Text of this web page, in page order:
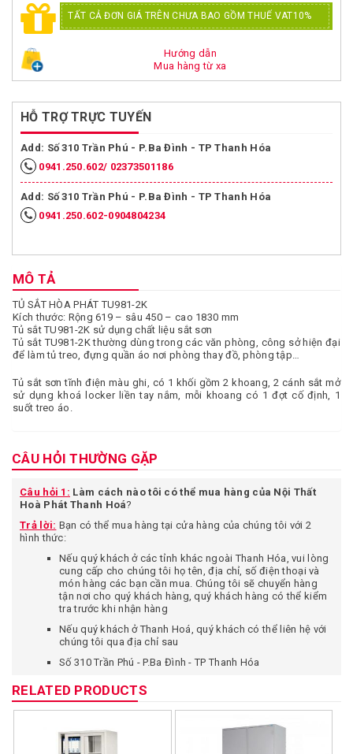
TẤT CẢ ĐƠN GIÁ TRÊN CHƯA BAO GỒM THUẾ VAT10%
Hướng dẫn
Mua hàng từ xa
HỖ TRỢ TRỰC TUYẾN
Add: Số 310 Trần Phú - P.Ba Đình - TP Thanh Hóa
0941.250.602/ 02373501186
Add: Số 310 Trần Phú - P.Ba Đình - TP Thanh Hóa
0941.250.602-0904804234
MÔ TẢ
TỦ SẮT HÒA PHÁT TU981-2K
Kích thước: Rộng 619 – sâu 450 – cao 1830 mm
Tủ sắt TU981-2K sử dụng chất liệu sắt sơn
Tủ sắt TU981-2K thường dùng trong các văn phòng, công sở hiện đại
để làm tủ treo, đựng quần áo nơi phòng thay đồ, phòng tập…
Tủ sắt sơn tĩnh điện màu ghi, có 1 khối gồm 2 khoang, 2 cánh sắt mở
sử dụng khoá locker liền tay nắm, mỗi khoang có 1 đợt cố định, 1
suốt treo áo.
CÂU HỎI THƯỜNG GẶP
Câu hỏi 1: Làm cách nào tôi có thể mua hàng của Nội Thất
Hoà Phát Thanh Hoá?
Trả lời: Bạn có thể mua hàng tại cửa hàng của chúng tôi với 2
hình thức:
Nếu quý khách ở các tỉnh khác ngoài Thanh Hóa, vui lòng
cung cấp cho chúng tôi họ tên, địa chỉ, số điện thoại và
món hàng các bạn cần mua. Chúng tôi sẽ chuyển hàng
tận nơi cho quý khách hàng, quý khách hàng có thể kiểm
tra trước khi nhận hàng
Nếu quý khách ở Thanh Hoá, quý khách có thể liên hệ với
chúng tôi qua địa chỉ sau
Số 310 Trần Phú - P.Ba Đình - TP Thanh Hóa
không, có sợ khi nhận hàng không đúng với mô tả trên website
không?
Bạn có quyền được yên tâm khi mua hàng tại cửa hàng
chúng tôi vì một số lý do:
RELATED PRODUCTS